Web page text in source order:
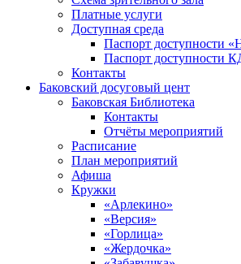
Платные услуги
Доступная среда
Паспорт доступности
Паспорт доступности
Контакты
Баковский досуговый цент
Баковская Библиотека
Контакты
Отчёты мероприятий
Расписание
План мероприятий
Афиша
Кружки
«Арлекино»
«Версия»
«Горлица»
«Жердочка»